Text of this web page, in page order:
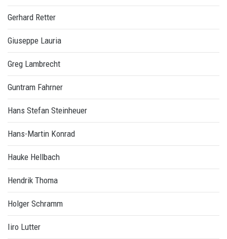
Gerhard Retter
Giuseppe Lauria
Greg Lambrecht
Guntram Fahrner
Hans Stefan Steinheuer
Hans-Martin Konrad
Hauke Hellbach
Hendrik Thoma
Holger Schramm
Iiro Lutter